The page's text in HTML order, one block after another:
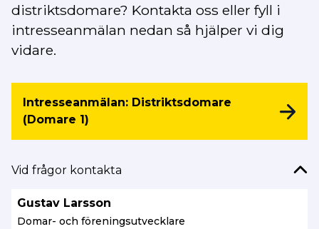
distriktsdomare? Kontakta oss eller fyll i
intresseanmälan nedan så hjälper vi dig
vidare.
Intresseanmälan: Distriktsdomare
(Domare 1)
Vid frågor kontakta
Gustav Larsson
Domar- och föreningsutvecklare